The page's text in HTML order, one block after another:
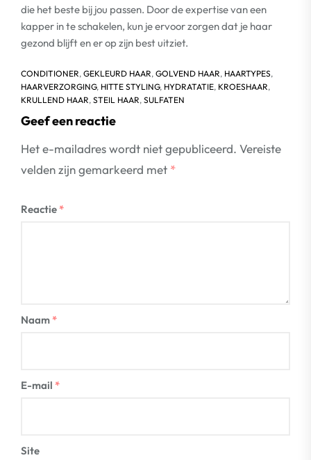
die het beste bij jou passen. Door de expertise van een
kapper in te schakelen, kun je ervoor zorgen dat je haar
gezond blijft en er op zijn best uitziet.
CONDITIONER, GEKLEURD HAAR, GOLVEND HAAR, HAARTYPES,
HAARVERZORGING, HITTE STYLING, HYDRATATIE, KROESHAAR,
KRULLEND HAAR, STEIL HAAR, SULFATEN
Geef een reactie
Het e-mailadres wordt niet gepubliceerd. Vereiste
velden zijn gemarkeerd met *
Reactie *
Naam *
E-mail *
Site